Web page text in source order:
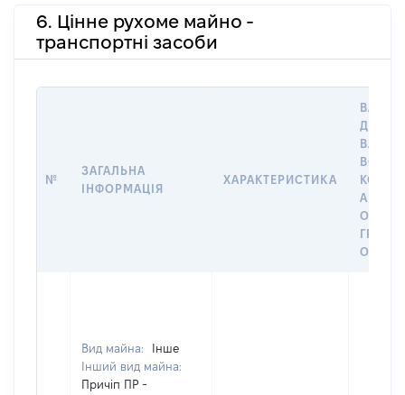
6. Цінне рухоме майно -
транспортні засоби
№
ЗАГАЛЬНА
ІНФОРМАЦІЯ
ХАРАКТЕРИСТИКА
ДАТУ
АБО
Вид майна:
Інше
Інший вид майна:
Причіп ПР -